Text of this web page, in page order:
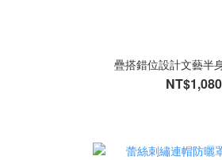
疊搭錯位設計文藝半
NT$1,080